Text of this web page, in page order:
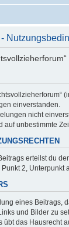
einverstanden.
nicht
auf unbestimmte
erteilst du
2,
eines Beitrags,
und Bilder zu
übt das Hausrecht